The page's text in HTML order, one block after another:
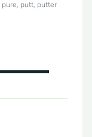
pure, putt, putter